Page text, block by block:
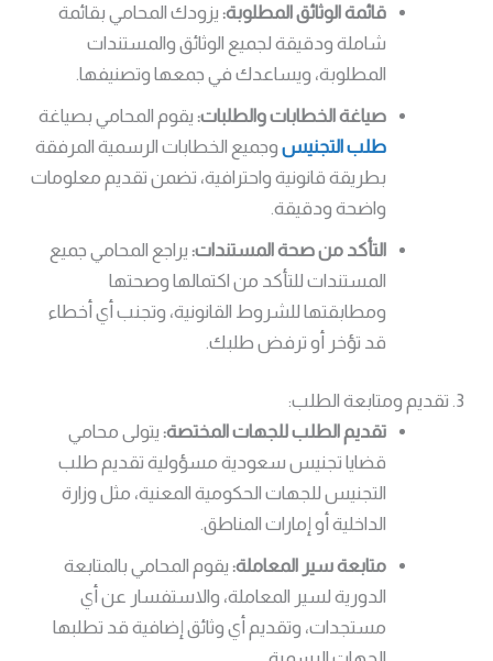
قائمة الوثائق المطلوبة: يزودك المحامي بقائمة
شاملة ودقيقة لجميع الوثائق والمستندات
المطلوبة، ويساعدك في جمعها وتصنيفها.
صياغة الخطابات والطلبات: يقوم المحامي بصياغة
طلب التجنيس وجميع الخطابات الرسمية المرفقة
بطريقة قانونية واحترافية، تضمن تقديم معلومات
واضحة ودقيقة.
التأكد من صحة المستندات: يراجع المحامي جميع
المستندات للتأكد من اكتمالها وصحتها
ومطابقتها للشروط القانونية، وتجنب أي أخطاء
قد تؤخر أو ترفض طلبك.
3. تقديم ومتابعة الطلب:
تقديم الطلب للجهات المختصة: يتولى محامي
قضايا تجنيس سعودية مسؤولية تقديم طلب
التجنيس للجهات الحكومية المعنية، مثل وزارة
الداخلية أو إمارات المناطق.
متابعة سير المعاملة: يقوم المحامي بالمتابعة
الدورية لسير المعاملة، والاستفسار عن أي
مستجدات، وتقديم أي وثائق إضافية قد تطلبها